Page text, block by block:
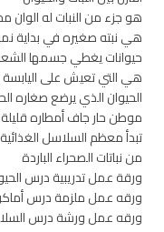
هو جزء من النبات له الوان
هي نبته صغيره في بداية
حيوانات يغطي جسمها الشعر
هي التي تعيش على اليابسة
الحيوان الذي يرضع صغاره
موطن حار جاف أمطاره
تبدأ معظم السلاسل
من نباتات الصحراء الباردة
ورقة عمل تدريبية درس
ورقه عمل ملزمة درس
ورقه عمل ورشة درس